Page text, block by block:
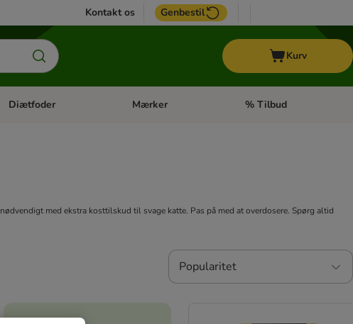
Kontakt os Genbestil
Kurv
Åben kategori menu: Hest
Diætfoder Åben kategori menu: Diætfoder
Mærker Åben kategori menu:
% Tilbud
med ekstra kosttilskud til svage katte. Pas på med at overdosere. Spørg altid
Popularitet